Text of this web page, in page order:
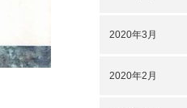
2020年3月
2020年2月